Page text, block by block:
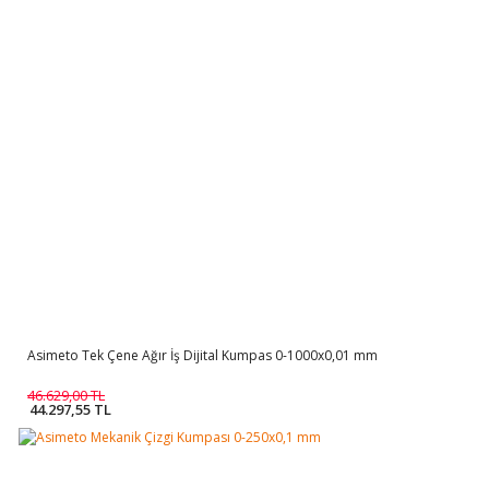
Asimeto Tek Çene Ağır İş Dijital Kumpas 0-1000x0,01 mm
46.629,00 TL
44.297,55 TL